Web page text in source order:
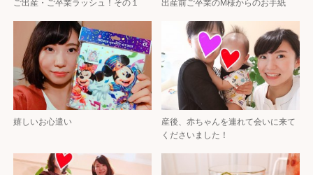
ご出産・ご卒業ラッシュ！その１ 出産前ご卒業のM様からのお手紙
嬉しいお心遣い
産後、赤ちゃんを連れて会いに来て
くださいました！